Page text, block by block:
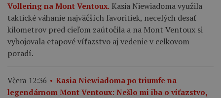
Vollering na Mont Ventoux. Kasia Niewiadoma využila
taktické váhanie najväčších favoritiek, necelých desať
kilometrov pred cieľom zaútočila a na Mont Ventoux si
vybojovala etapové víťazstvo aj vedenie v celkovom
poradí.
Včera 12:36
Kasia Niewiadoma po triumfe na
legendárnom Mont Ventoux: Nešlo mi iba o víťazstvo,